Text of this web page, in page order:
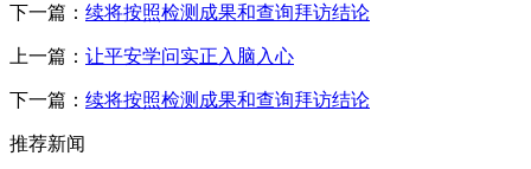
下一篇： 续将按照检测成果和查询拜访结论
上一篇： 让平安学问实正入脑入心
下一篇： 续将按照检测成果和查询拜访结论
推荐新闻